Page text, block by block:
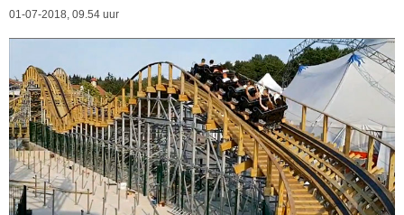
01-07-2018, 09.54 uur